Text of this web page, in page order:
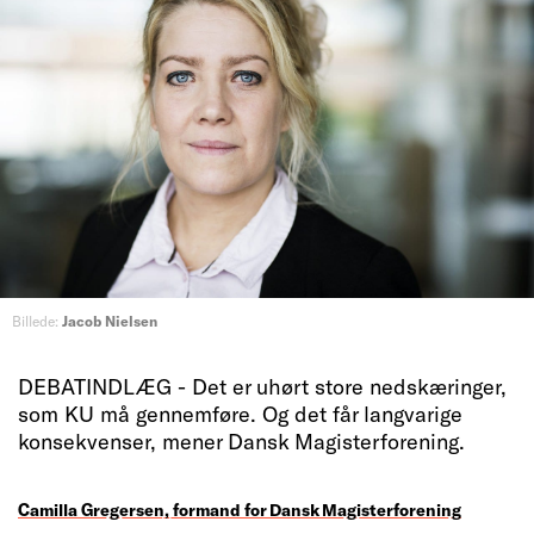
Billede: Jacob Nielsen
DEBATINDLÆG - Det er uhørt store nedskæringer,
som KU må gennemføre. Og det får langvarige
konsekvenser, mener Dansk Magisterforening.
Camilla Gregersen, formand for Dansk Magisterforening